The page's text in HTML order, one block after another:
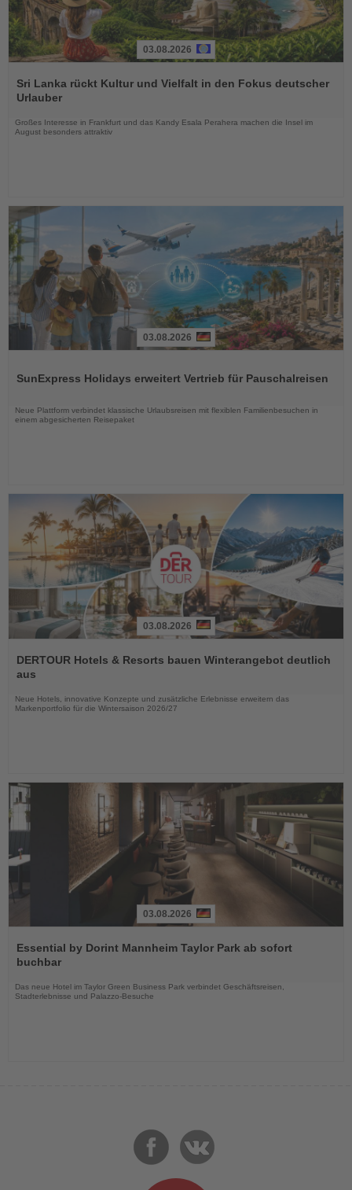
Sie
die
03.08.2026
Sri Lanka rückt Kultur und Vielfalt in den Fokus deutscher
Urlauber
Großes Interesse in Frankfurt und das Kandy Esala Perahera machen die Insel im
August besonders attraktiv
die
03.08.2026
SunExpress Holidays erweitert Vertrieb für Pauschalreisen
Neue Plattform verbindet klassische Urlaubsreisen mit flexiblen Familienbesuchen in
einem abgesicherten Reisepaket
Sie
die
03.08.2026
DERTOUR Hotels & Resorts bauen Winterangebot deutlich
aus
Neue Hotels, innovative Konzepte und zusätzliche Erlebnisse erweitern das
Markenportfolio für die Wintersaison 2026/27
Sie
die
03.08.2026
Essential by Dorint Mannheim Taylor Park ab sofort
buchbar
Das neue Hotel im Taylor Green Business Park verbindet Geschäftsreisen,
Stadterlebnisse und Palazzo-Besuche